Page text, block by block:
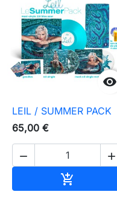

LEIL / SUMMER PACK
65,00 €
 
